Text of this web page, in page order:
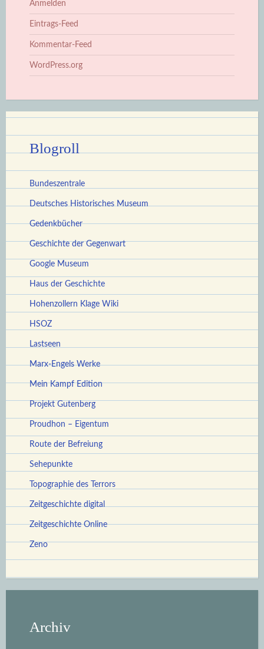
Anmelden
Eintrags-Feed
Kommentar-Feed
WordPress.org
Blogroll
Bundeszentrale
Deutsches Historisches Museum
Gedenkbücher
Geschichte der Gegenwart
Google Museum
Haus der Geschichte
Hohenzollern Klage Wiki
HSOZ
Lastseen
Marx-Engels Werke
Mein Kampf Edition
Projekt Gutenberg
Proudhon – Eigentum
Route der Befreiung
Sehepunkte
Topographie des Terrors
Zeitgeschichte digital
Zeitgeschichte Online
Zeno
Archiv